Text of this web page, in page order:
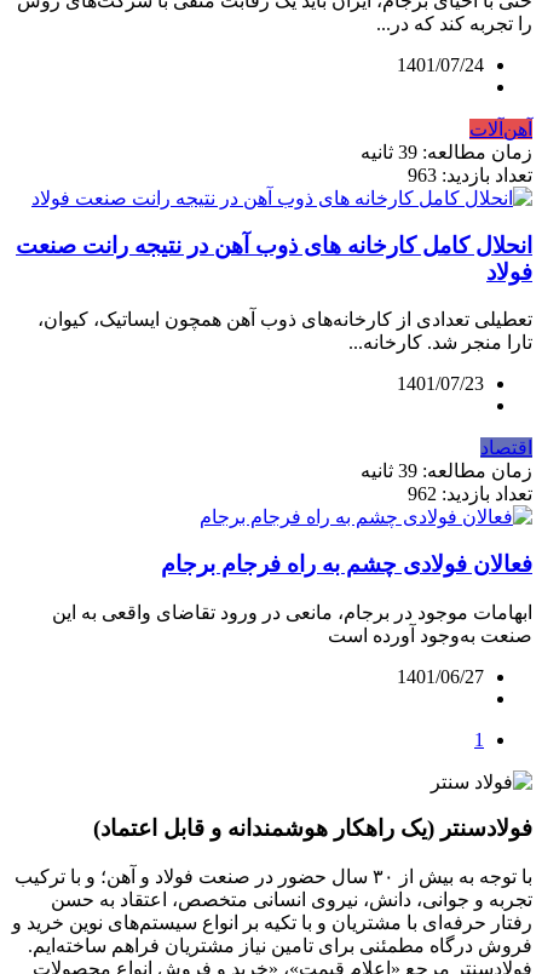
را تجربه کند که در...
1401/07/24
آهن‌آلات
زمان مطالعه: 39 ثانیه
تعداد بازدید: 963
انحلال کامل کارخانه های ذوب آهن در نتیجه رانت صنعت
فولاد
تعطیلی تعدادی از کارخانه‌های ذوب آهن همچون ایساتیک، کیوان،
تارا منجر شد. کارخانه...
1401/07/23
اقتصاد
زمان مطالعه: 39 ثانیه
تعداد بازدید: 962
فعالان فولادی چشم به راه فرجام برجام
ابهامات موجود در برجام، مانعی در ورود تقاضای واقعی به این
صنعت به‌وجود آورده است
1401/06/27
1
فولادسنتر (یک راهکار هوشمندانه و قابل اعتماد)
با توجه به بیش از ۳۰ سال حضور در صنعت فولاد و آهن؛ و با ترکیب
تجربه و جوانی، دانش، نیروی انسانی متخصص، اعتقاد به حسن
رفتار حرفه‌ای با مشتریان و با تکیه بر انواع سیستم‌های نوین خرید و
فروش درگاه مطمئنی برای تامین نیاز مشتریان فراهم ساخته‌ایم.
فولادسنتر مرجع «اعلام قیمت»، «خرید و فروش انواع محصولات